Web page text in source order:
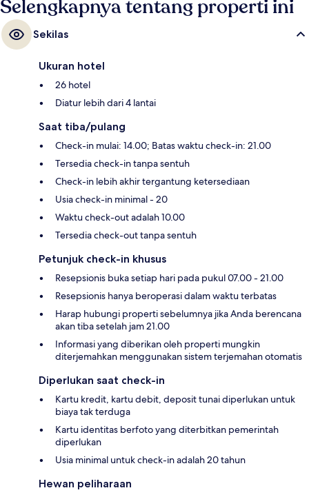
Selengkapnya tentang properti ini
Sekilas
Ukuran hotel
26 hotel
Diatur lebih dari 4 lantai
Saat tiba/pulang
Check-in mulai: 14.00; Batas waktu check-in: 21.00
Tersedia check-in tanpa sentuh
Check-in lebih akhir tergantung ketersediaan
Usia check-in minimal - 20
Waktu check-out adalah 10.00
Tersedia check-out tanpa sentuh
Petunjuk check-in khusus
Resepsionis buka setiap hari pada pukul 07.00 - 21.00
Resepsionis hanya beroperasi dalam waktu terbatas
Harap hubungi properti sebelumnya jika Anda berencana
akan tiba setelah jam 21.00
Informasi yang diberikan oleh properti mungkin
diterjemahkan menggunakan sistem terjemahan otomatis
Diperlukan saat check-in
Kartu kredit, kartu debit, deposit tunai diperlukan untuk
biaya tak terduga
Kartu identitas berfoto yang diterbitkan pemerintah
diperlukan
Usia minimal untuk check-in adalah 20 tahun
Hewan peliharaan